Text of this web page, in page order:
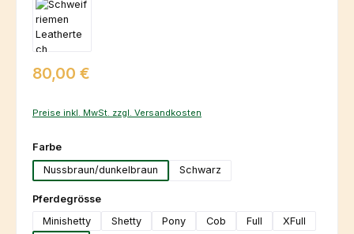
Regulärer Preis:
80,00 €
Preise inkl. MwSt. zzgl. Versandkosten
Farbeauswählen
Nussbraun/dunkelbraun
Schwarz
Pferdegrösseauswählen
Minishetty
Shetty Pony Cob Full
XFull